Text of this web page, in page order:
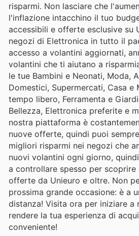
risparmi. Non lasciare che
l'inflazione intacchino il tuo
accessibili e offerte esclusive su
negozi di Elettronica in tutto il
accesso a volantini aggiornati,
volantini che ti aiutano a
le tue Bambini e Neonati, Moda,
Domestici, Supermercati, Casa e
tempo libero, Ferramenta e
Bellezza, Elettronica preferite e
nostra piattaforma è
nuove offerte, quindi puoi
migliori risparmi nei negozi che
nuovi volantini ogni giorno,
a controllare spesso per
offerte da Unieuro e oltre. Non
prossima grande occasione: è a
distanza! Visita ora per iniziare a
rendere la tua esperienza di
conveniente!